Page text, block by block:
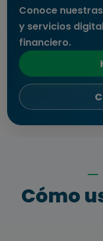
Conoce
y servicios
financiero.
Cómo